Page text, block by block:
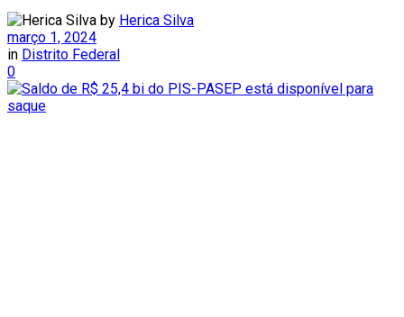
by Herica Silva
março 1, 2024
in Distrito Federal
0